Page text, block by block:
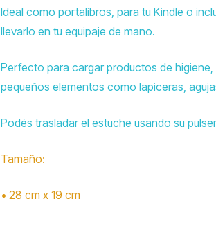
Ideal como portalibros, para tu Kindle o
llevarlo en tu equipaje de mano.
Perfecto para cargar productos de
pequeños elementos como lapiceras,
Podés trasladar el estuche usando su
Tamaño:
• 28 cm x 19 cm